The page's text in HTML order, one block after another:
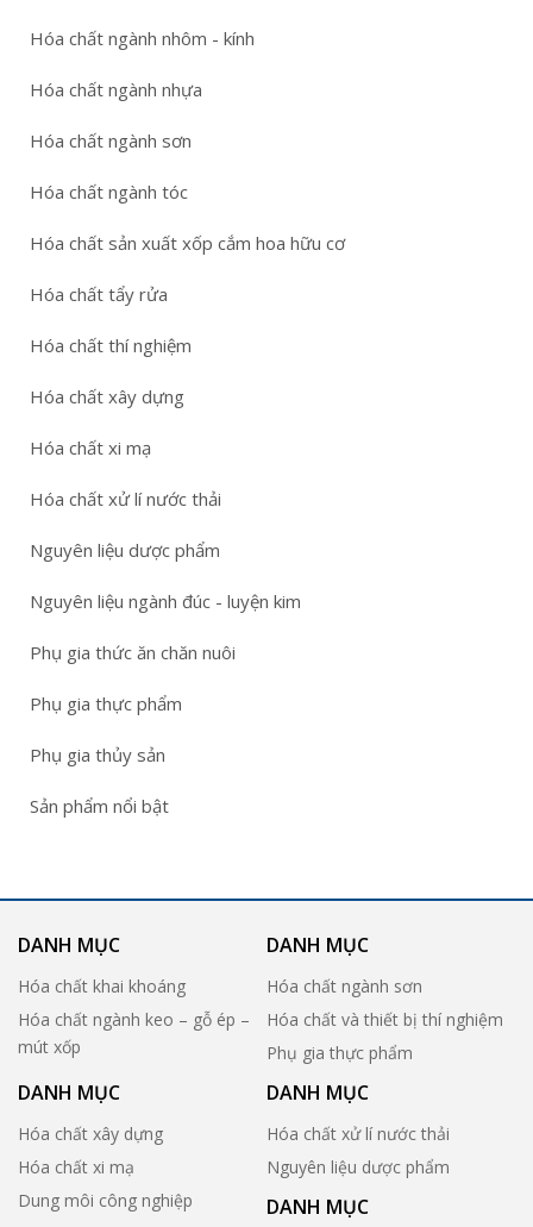
Hóa chất ngành nhôm - kính
Hóa chất ngành nhựa
Hóa chất ngành sơn
Hóa chất ngành tóc
Hóa chất sản xuất xốp cắm hoa hữu cơ
Hóa chất tẩy rửa
Hóa chất thí nghiệm
Hóa chất xây dựng
Hóa chất xi mạ
Hóa chất xử lí nước thải
Nguyên liệu dược phẩm
Nguyên liệu ngành đúc - luyện kim
Phụ gia thức ăn chăn nuôi
Phụ gia thực phẩm
Phụ gia thủy sản
Sản phẩm nổi bật
DANH MỤC
Hóa chất khai khoáng
Hóa chất ngành keo – gỗ ép –
mút xốp
DANH MỤC
Hóa chất ngành sơn
Hóa chất và thiết bị thí nghiệm
Phụ gia thực phẩm
DANH MỤC
Hóa chất xây dựng
Hóa chất xi mạ
Dung môi công nghiệp
DANH MỤC
Hóa chất xử lí nước thải
Nguyên liệu dược phẩm
DANH MỤC